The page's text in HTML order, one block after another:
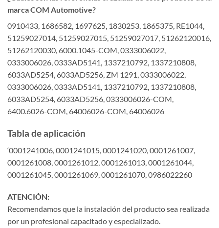
marca COM Automotive?
0910433, 1686582, 1697625, 1830253, 1865375, RE1044,
51259027014, 51259027015, 51259027017, 51262120016,
51262120030, 6000.1045-COM, 0333006022,
0333006026, 0333AD5141, 1337210792, 1337210808,
6033AD5254, 6033AD5256, ZM 1291, 0333006022,
0333006026, 0333AD5141, 1337210792, 1337210808,
6033AD5254, 6033AD5256, 0333006026-COM,
6400.6026-COM, 64006026-COM, 64006026
Tabla de aplicación
‘0001241006, 0001241015, 0001241020, 0001261007,
0001261008, 0001261012, 0001261013, 0001261044,
0001261045, 0001261069, 0001261070, 0986022260
ATENCIÓN:
Recomendamos que la instalación del producto sea realizada
por un profesional capacitado y especializado.